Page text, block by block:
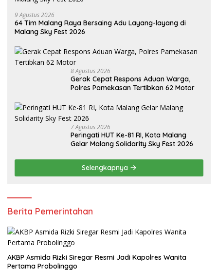
9 Agustus 2026
64 Tim Malang Raya Bersaing Adu Layang-layang di
Malang Sky Fest 2026
8 Agustus 2026
Gerak Cepat Respons Aduan Warga,
Polres Pamekasan Tertibkan 62 Motor
7 Agustus 2026
Peringati HUT Ke-81 RI, Kota Malang
Gelar Malang Solidarity Sky Fest 2026
Selengkapnya
Berita Pemerintahan
AKBP Asmida Rizki Siregar Resmi Jadi Kapolres Wanita
Pertama Probolinggo